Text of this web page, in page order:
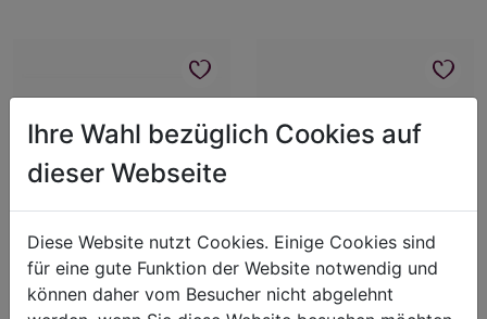
Holztablett mit
Geweihgriffen
Teakholz-Schale oval
Art.-Nr.: 1662100
Ihre Wahl bezüglich Cookies auf
dieser Webseite
Diese Website nutzt Cookies. Einige Cookies sind
für eine gute Funktion der Website notwendig und
können daher vom Besucher nicht abgelehnt